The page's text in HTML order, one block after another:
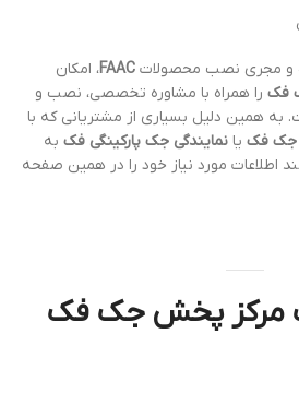
و مجری نصب محصولات FAAC، امکان
فک را همراه با مشاوره تخصصی، نصب و
به همین دلیل بسیاری از مشتریانی که با
جک فک یا نمایندگی جک پارکینگی فک به
اطلاعات مورد نیاز خود را در همین صفحه
مرکز پخش جک فک